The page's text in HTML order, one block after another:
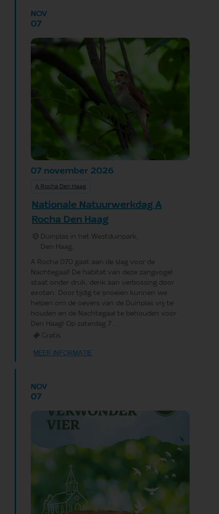
NOV
07
07 november 2026
A Rocha Den Haag
Nationale Natuurwerkdag A
Rocha Den Haag
Duinplas in het Westduinpark,
Den Haag,
A Rocha 070 gaat aan de slag voor de
Nachtegaal! De habitat van deze zangvogel
staat onder druk, denk aan verbossing door
exoten. Door tijdig te snoeien kunnen we
helpen om de oevers van de Duinplas vrij te
houden en de Nachtegaal te behouden voor
Den Haag! Op zaterdag 7...
Gratis
MEER INFORMATIE
NOV
07